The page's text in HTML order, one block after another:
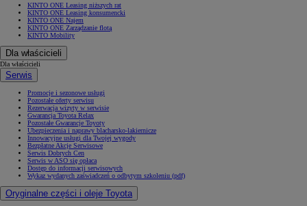
KINTO ONE Leasing niższych rat
KINTO ONE Leasing konsumencki
KINTO ONE Najem
KINTO ONE Zarządzanie flotą
KINTO Mobility
Dla właścicieli
Dla właścicieli
Serwis
Promocje i sezonowe usługi
Pozostałe oferty serwisu
Rezerwacja wizyty w serwisie
Gwarancja Toyota Relax
Pozostałe Gwarancje Toyoty
Ubezpieczenia i naprawy blacharsko-lakiernicze
Innowacyjne usługi dla Twojej wygody
Bezpłatne Akcje Serwisowe
Serwis Dobrych Cen
Serwis w ASO się opłaca
Dostęp do informacji serwisowych
Wykaz wydanych zaświadczeń o odbytym szkoleniu (pdf)
Oryginalne części i oleje Toyota